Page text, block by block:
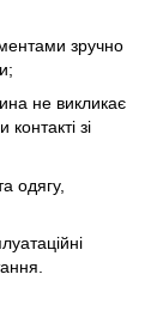
зручно
не викликає
зі
одягу,